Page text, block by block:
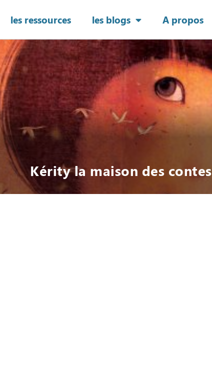
les ressources les blogs A propos
Kérity la maison des contes